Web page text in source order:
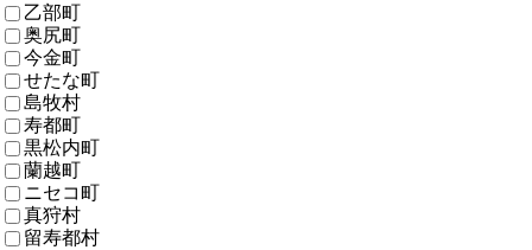
乙部町
奥尻町
今金町
せたな町
島牧村
寿都町
黒松内町
蘭越町
ニセコ町
真狩村
留寿都村